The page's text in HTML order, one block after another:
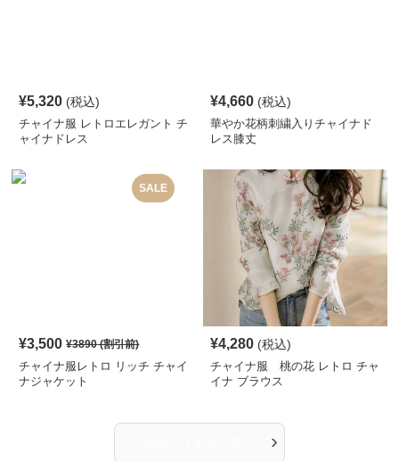
¥5,320 (税込)
チャイナ服 レトロエレガント チ
ャイナドレス
¥4,660 (税込)
華やか花柄刺繍入りチャイナド
レス膝丈
SALE
¥3,500 ¥3890(割引前)
チャイナ服レトロ リッチ チャイ
ナジャケット
¥4,280 (税込)
チャイナ服 桃の花 レトロ チャ
イナ ブラウス
›